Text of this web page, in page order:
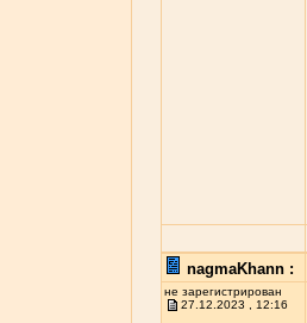
nagmaKhann :
не зарегистрирован
27.12.2023 , 12:16